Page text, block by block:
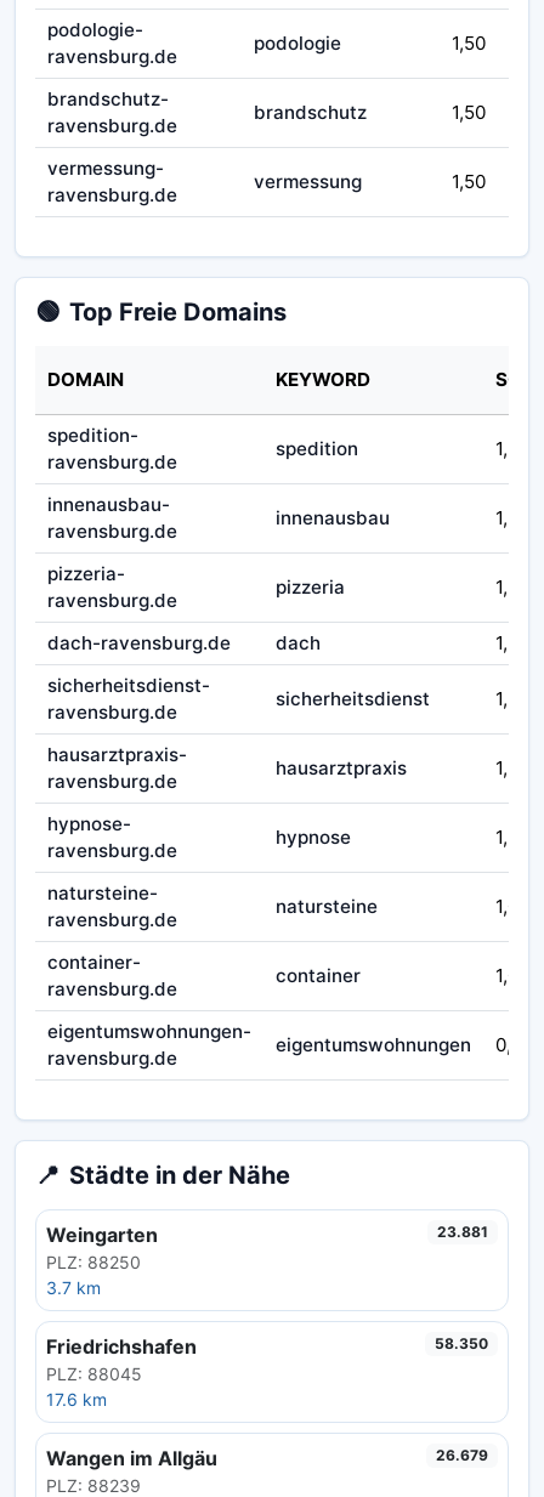
podologie-
ravensburg.de
podologie 1,50
brandschutz-
ravensburg.de
brandschutz 1,50
vermessung-
ravensburg.de
vermessung 1,50
🟢 Top Freie Domains
DOMAIN KEYWORD
spedition-
ravensburg.de
spedition 1,50
innenausbau-
ravensburg.de
innenausbau 1,50
pizzeria-
ravensburg.de
pizzeria 1,50
dach-ravensburg.de dach
1,50
sicherheitsdienst-
ravensburg.de
sicherheitsdienst 1,50
hausarztpraxis-
ravensburg.de
hausarztpraxis 1,50
hypnose-
ravensburg.de
hypnose 1,50
natursteine-
ravensburg.de
natursteine 1,00
container-
ravensburg.de
container 1,00
eigentumswohnungen-
ravensburg.de
eigentumswohnungen 0,75
📍 Städte in der Nähe
Weingarten
PLZ: 88250
3.7 km
23.881
Friedrichshafen
PLZ: 88045
17.6 km
58.350
Wangen im Allgäu
PLZ: 88239
26.679